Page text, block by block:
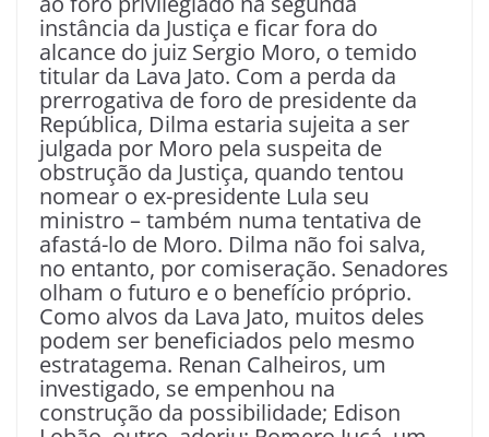
instância da Justiça e ficar fora do
alcance do juiz Sergio Moro, o temido
titular da Lava Jato. Com a perda da
prerrogativa de foro de presidente da
República, Dilma estaria sujeita a ser
julgada por Moro pela suspeita de
obstrução da Justiça, quando tentou
nomear o ex-presidente Lula seu
ministro – também numa tentativa de
afastá-lo de Moro. Dilma não foi salva,
no entanto, por comiseração. Senadores
olham o futuro e o benefício próprio.
Como alvos da Lava Jato, muitos deles
podem ser beneficiados pelo mesmo
estratagema. Renan Calheiros, um
investigado, se empenhou na
construção da possibilidade; Edison